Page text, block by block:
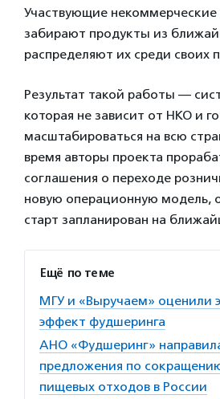
Участвующие некоммерческие
забирают продукты из
распределяют их среди своих
Результат такой работы —
которая не зависит от НКО и
масштабироваться на всю
время авторы проекта
соглашения о переходе
новую операционную модель,
старт запланирован на
Ещё по теме
МГУ и «Выручаем» оценили
эффект фудшеринга
АНО «Фудшеринг»
предложения по
пищевых отходов в России